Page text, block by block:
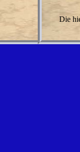
Die